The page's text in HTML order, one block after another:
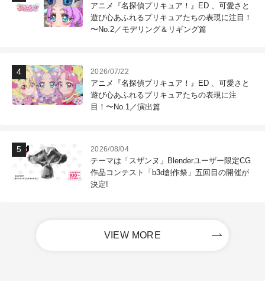
アニメ『名探偵プリキュア！』ED 、可愛さと
遊び心あふれるプリキュアたちの表現に注目！
〜No.2／モデリング＆リギング篇
2026/07/22
アニメ『名探偵プリキュア！』ED 、可愛さと
遊び心あふれるプリキュアたちの表現に注
目！〜No.1／演出篇
2026/08/04
テーマは「スザンヌ」Blenderユーザー限定CG
作品コンテスト「b3d創作祭」五回目の開催が
決定!
VIEW MORE